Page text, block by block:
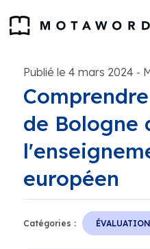
Publié le 4 mars 2024 -
de Bologne
européen
Catégories :